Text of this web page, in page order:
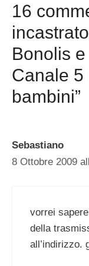
16
Bonolis
Canale 5
bambini”
Sebastiano
8 Ottobre 2009
vorrei
della
all’indirizzo.